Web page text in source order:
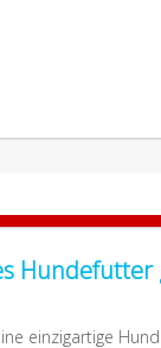
einzigartige